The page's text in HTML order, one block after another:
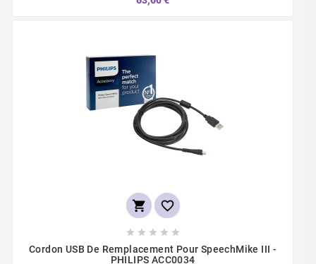
 
    
Cordon USB De Remplacement Pour SpeechMike III -
PHILIPS ACC0034